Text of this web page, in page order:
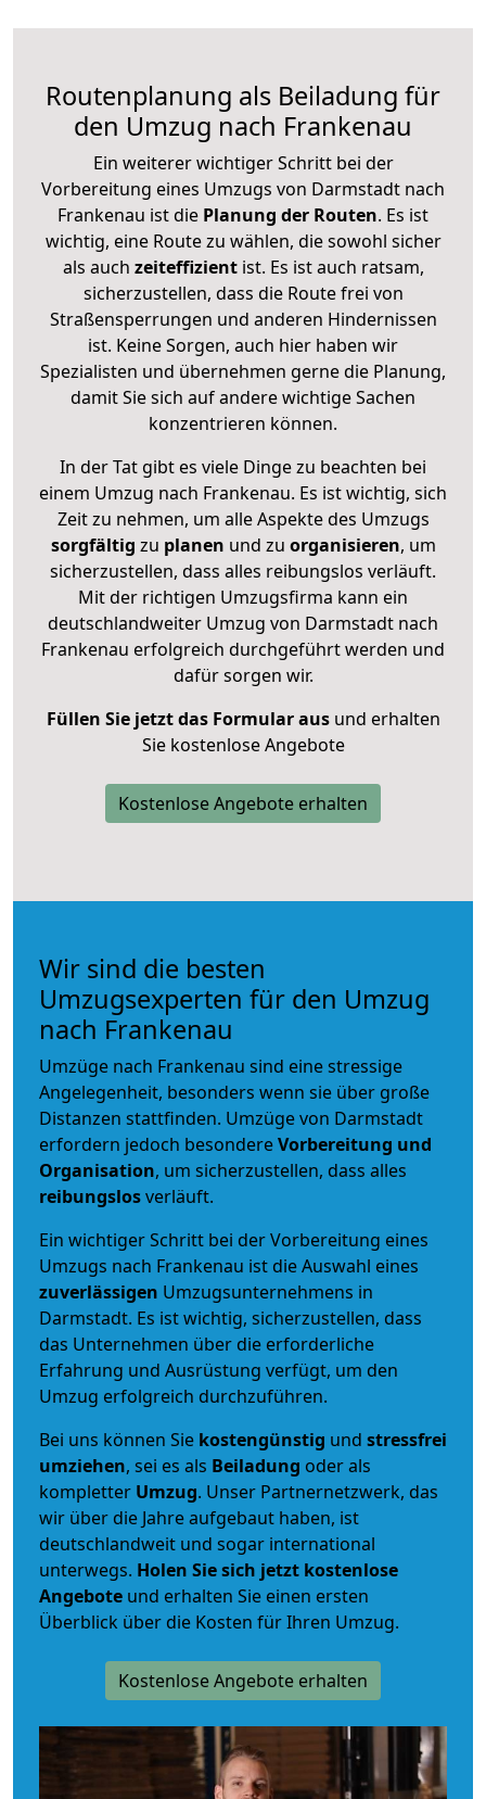
Routenplanung als Beiladung für
den Umzug nach Frankenau
Ein weiterer wichtiger Schritt bei der
Vorbereitung eines Umzugs von Darmstadt nach
Frankenau ist die Planung der Routen. Es ist
wichtig, eine Route zu wählen, die sowohl sicher
als auch zeiteffizientist. Es ist auch ratsam,
sicherzustellen, dass die Route frei von
Straßensperrungen und anderen Hindernissen
ist. Keine Sorgen, auch hier haben wir
Spezialisten und übernehmen gerne die Planung,
damit Sie sich auf andere wichtige Sachen
konzentrieren können.
In der Tat gibt es viele Dinge zu beachten bei
einem Umzug nach Frankenau. Es ist wichtig, sich
Zeit zu nehmen, um alle Aspekte des Umzugs
sorgfältig zu planen und zu organisieren, um
sicherzustellen, dass alles reibungslos verläuft.
Mit der richtigen Umzugsfirma kann ein
deutschlandweiter Umzug von Darmstadt nach
Frankenau erfolgreich durchgeführt werden und
dafür sorgen wir.
Füllen Sie jetzt das Formular ausund erhalten
Sie kostenlose Angebote
Kostenlose Angebote erhalten
Wir sind die besten
Umzugsexperten für den Umzug
nach Frankenau
Umzüge nach Frankenau sind eine stressige
Angelegenheit, besonders wenn sie über große
Distanzen stattfinden. Umzüge von Darmstadt
erfordern jedoch besondereVorbereitung und
Organisation, um sicherzustellen, dass alles
reibungslosverläuft.
Ein wichtiger Schritt bei der Vorbereitung eines
Umzugs nach Frankenau ist die Auswahl eines
zuverlässigen Umzugsunternehmens in
Darmstadt. Es ist wichtig, sicherzustellen, dass
das Unternehmen über die erforderliche
Erfahrung und Ausrüstung verfügt, um den
Umzug erfolgreich durchzuführen.
Bei uns können Sie kostengünstig und stressfrei
umziehen, sei es als Beiladung oder als
kompletter Umzug. Unser Partnernetzwerk, das
wir über die Jahre aufgebaut haben, ist
deutschlandweit und sogar international
unterwegs. Holen Sie sich jetzt kostenlose
Angebote und erhalten Sie einen ersten
Überblick über die Kosten für Ihren Umzug.
Kostenlose Angebote erhalten